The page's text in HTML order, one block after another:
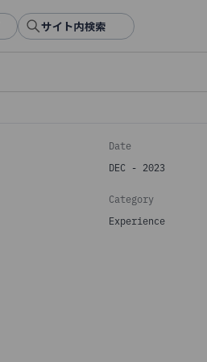
サイト内検索
Date
DEC - 2023
Category
Experience